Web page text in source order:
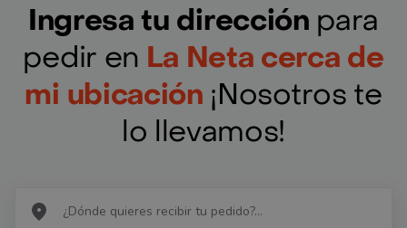
Ingresa tu dirección para
pedir en La Neta cerca de
mi ubicación ¡Nosotros te
lo llevamos!